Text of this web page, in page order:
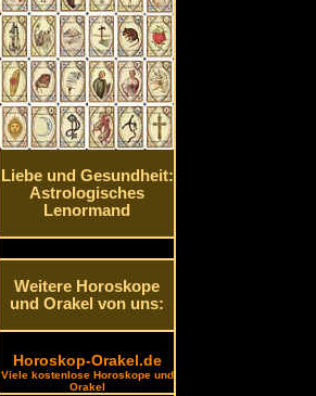
Liebe und Gesundheit:
Astrologisches
Lenormand
Weitere Horoskope
und Orakel von uns:
Horoskop-Orakel.de
Viele kostenlose Horoskope und
Orakel